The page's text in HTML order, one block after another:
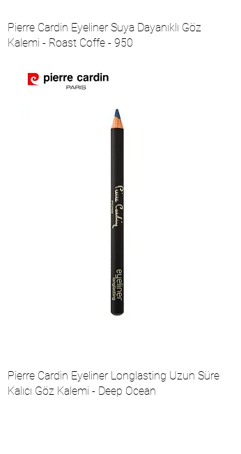
Pierre Cardin Eyeliner Suya Dayanıklı Göz
Kalemi - Roast Coffe - 950
Pierre Cardin Eyeliner Longlasting Uzun Süre
Kalıcı Göz Kalemi - Deep Ocean